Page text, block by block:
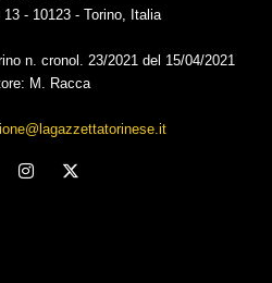
- 10123 - Torino, Italia
n. cronol. 23/2021 del 15/04/2021
M. Racca